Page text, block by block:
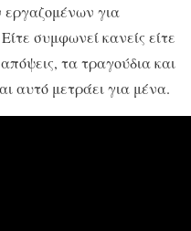
για
συμφωνεί κανείς είτε
τα τραγούδια και
αυτό μετράει για μένα.